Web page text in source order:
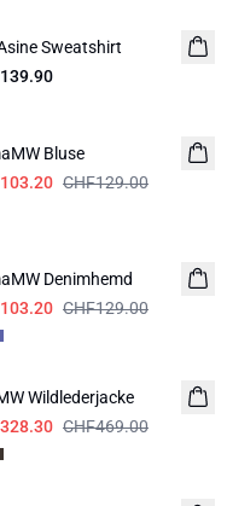
Sweatshirt
Bluse
CHF129.00
Denimhemd
CHF129.00
Wildlederjacke
CHF469.00